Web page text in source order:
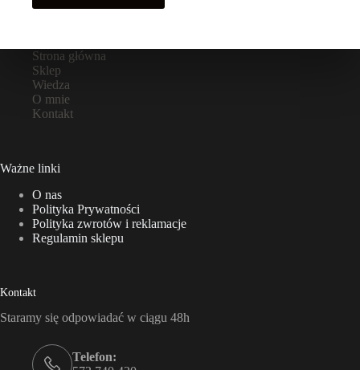
Strona główna
Sklep
Wiedza
O mnie
Kontakt
Ważne linki
O nas
Polityka Prywatności
Polityka zwrotów i reklamacje
Regulamin sklepu
Kontakt
Staramy się odpowiadać w ciągu 48h
Telefon: